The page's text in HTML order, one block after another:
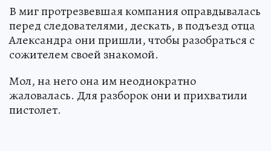
В миг протрезвевшая компания оправдывалась
перед следователями, дескать, в подъезд отца
Александра они пришли, чтобы разобраться с
сожителем своей знакомой.
Мол, на него она им неоднократно
жаловалась. Для разборок они и прихватили
пистолет.